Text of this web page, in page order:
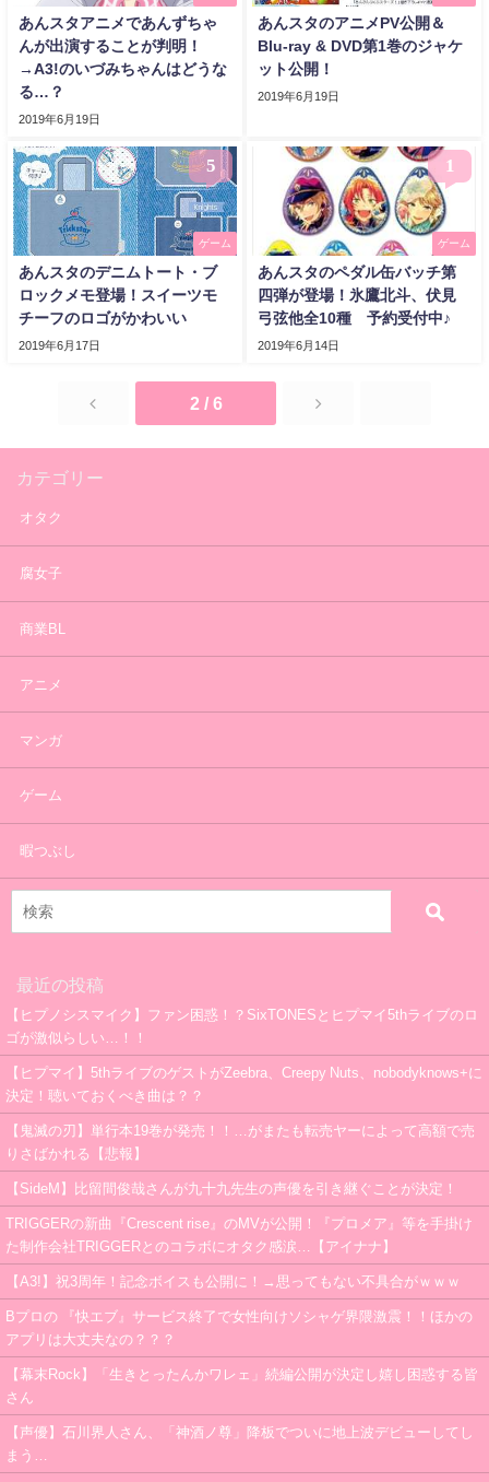
あんスタアニメであんずちゃ
んが出演することが判明！
→A3!のいづみちゃんはどうな
る…？
2019年6月19日
あんスタのアニメPV公開＆
Blu-ray & DVD第1巻のジャケ
ット公開！
2019年6月19日
5
ゲーム
あんスタのデニムトート・ブ
ロックメモ登場！スイーツモ
チーフのロゴがかわいい
2019年6月17日
1
ゲーム
あんスタのペダル缶バッチ第
四弾が登場！氷鷹北斗、伏見
弓弦他全10種 予約受付中♪
2019年6月14日
2 / 6
カテゴリー
オタク
腐女子
商業BL
アニメ
マンガ
ゲーム
暇つぶし
最近の投稿
【ヒプノシスマイク】ファン困惑！？SixTONESとヒプマイ5thライブのロ
ゴが激似らしい…！！
【ヒプマイ】5thライブのゲストがZeebra、Creepy Nuts、nobodyknows+に
決定！聴いておくべき曲は？？
【鬼滅の刃】単行本19巻が発売！！…がまたも転売ヤーによって高額で売
りさばかれる【悲報】
【SideM】比留間俊哉さんが九十九先生の声優を引き継ぐことが決定！
TRIGGERの新曲『Crescent rise』のMVが公開！『プロメア』等を手掛け
た制作会社TRIGGERとのコラボにオタク感涙…【アイナナ】
【A3!】祝3周年！記念ボイスも公開に！→思ってもない不具合がｗｗｗ
Bプロの 『快エブ』サービス終了で女性向けソシャゲ界隈激震！！ほかの
アプリは大丈夫なの？？？
【幕末Rock】「生きとったんかワレェ」続編公開が決定し嬉し困惑する皆
さん
【声優】石川界人さん、「神酒ノ尊」降板でついに地上波デビューしてし
まう…